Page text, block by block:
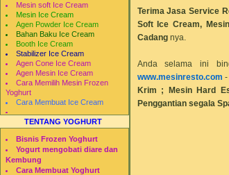
Mesin soft Ice Cream
Mesin Ice Cream
Agen Powder Ice Cream
Bahan Baku Ice Cream
Booth Ice Cream
Stabilizer Ice Cream
Agen Cone Ice Cream
Agen Mesin Ice Cream
Cara Memilih Mesin Frozen
Yoghurt
Cara Membuat Ice Cream
TENTANG YOGHURT
Bisnis Frozen Yoghurt
Yogurt mengobati diare dan
Kembung
Cara Membuat Yoghurt
Terima Jasa Service
Soft Ice Cream,
Cadangnya.
Anda selama ini
www.mesinresto.com
Krim ; Mesin Hard
Penggantian segala